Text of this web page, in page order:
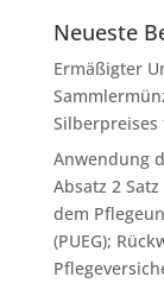
Neueste
Ermäßigter
Anwendung
Absatz 2
dem
(PUEG);